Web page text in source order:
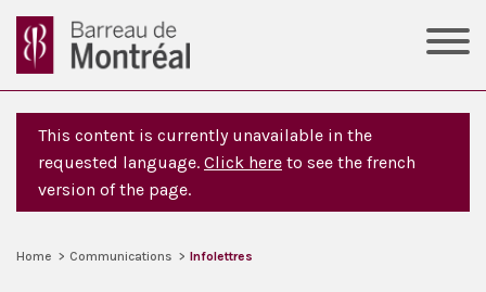
This content is currently unavailable in the
requested language. Click here to see the french
version of the page.
Home > Communications > Infolettres